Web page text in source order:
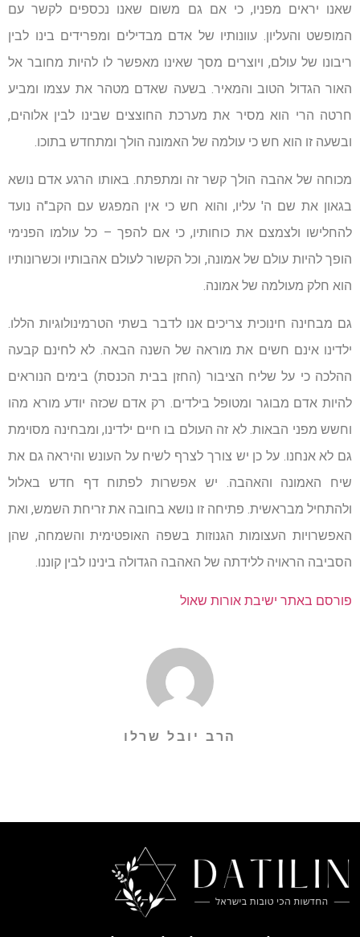
שאנו יראים מפניו, כי אם גם משום שאנו נכספים לקשר עם
המופשט והעליון. עוונותיו של אדם מבדילים ומפרידים בינו לבין
ריבונו של עולם, ויוצרים מסך שאינו מאפשר לו להיות מחובר אל
האור הגדול הטוב והמאיר. בשעה שאדם מטהר את עצמו ומביע
חרטה הרי הוא מסיר את מערכת החוצצים שבינו לבין אלוהים,
ובשעה זו הוא חש כי עולמה של האמונה הולך ומתחדש בתוכו.
מכוחה של אהבה הולך קשר זה ומתפתח. באותו הרגע אדם נושא
בגאון את שם ה' עליו, והוא חש כי אין המפגש עם הקב"ה נועד
להחלישו ולצמצם את כוחותיו, כי אם להפך – כל עולמו הפנימי
הופך להיות עולם של אמונה, וכל הקשור לעולם אהבותיו וכשרונותיו
הוא חלק מעולמה של אמונה.
גם מבחינה חינוכית צריכים אנו לדבר בשתי הטרמינולוגיות הללו.
ילדינו אינם חשים את מוראה של השנה הבאה. לא לחינם קבעה
ההלכה כי על שליח הציבור (החזן בבית הכנסת) בימים הנוראים
להיות אדם מבוגר ומטופל בילדים. רק אדם שכזה יודע מורא מהו
וחשש מפני הבאות. לא זה העולם בו חיים ילדינו, ומבחינה מסוימת
גם לא אנחנו. על כן יש צורך לצרף לשיח על העונש והיראה גם את
שיח האמונה והאהבה. יש אפשרות לפתוח דף חדש באלול
ולהתחיל מבראשית. פתיחה זו נושא בחובה את זריחת השמש, ואת
האפשרויות העצומות הגנוזות בשפה האופטימית והשמחה, שהן
הסביבה הראויה ללידתה של האהבה הגדולה בינינו לבין קוננו.
פורסם באתר ישיבת אורות שאול
הרב יובל שרלו